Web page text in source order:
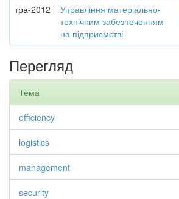
тра-2012
Управління матеріально-
технічним забезпеченням
на підприємстві
Перегляд
Тема
efficiency
logistics
management
security